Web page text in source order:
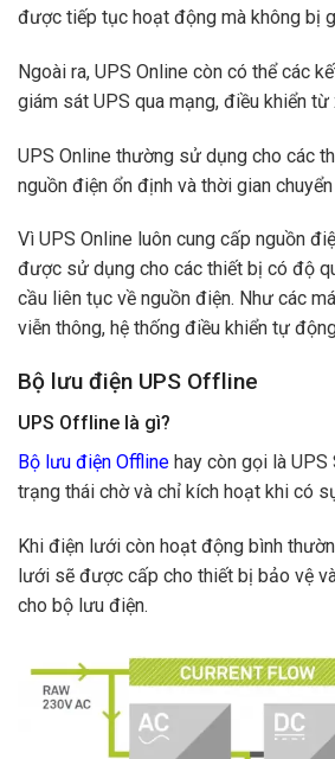
được tiếp tục hoạt động mà không bị
Ngoài ra, UPS Online còn có thể các
giám sát UPS qua mạng, điều khiển từ
UPS Online thường sử dụng cho các
nguồn điện ổn định và thời gian
Vì UPS Online luôn cung cấp nguồn
được sử dụng cho các thiết bị có độ
cầu liên tục về nguồn điện. Như các
viễn thông, hệ thống điều khiển tự
Bộ lưu điện UPS Offline
UPS Offline là gì?
Bộ lưu điện Offline hay còn gọi là
trạng thái chờ và chỉ kích hoạt khi có
Khi điện lưới còn hoạt động bình
lưới sẽ được cấp cho thiết bị bảo vệ
cho bộ lưu điện.